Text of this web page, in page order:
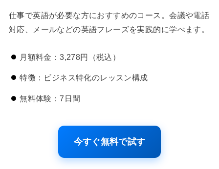
仕事で英語が必要な方におすすめのコース。会議や電話
対応、メールなどの英語フレーズを実践的に学べます。
月額料金：3,278円（税込）
特徴：ビジネス特化のレッスン構成
無料体験：7日間
今すぐ無料で試す